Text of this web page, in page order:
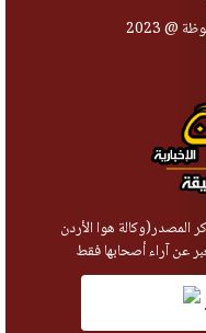
@ 2023
المصدر(وكالة هوا الأردن
عن آراء أصحابها فقط